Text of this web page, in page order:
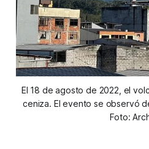
El 18 de agosto de 2022, el
ceniza. El evento se observó
Foto: